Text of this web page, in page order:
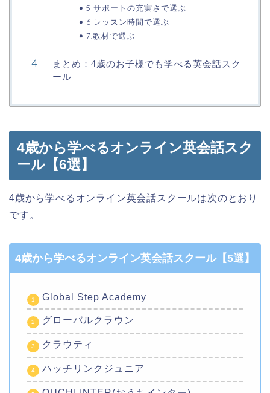
5.サポートの充実さで選ぶ
6.レッスン時間で選ぶ
7.教材で選ぶ
まとめ：4歳のお子様でも学べる英会話スク
ール
4歳から学べるオンライン英会話スク
ール【6選】
4歳から学べるオンライン英会話スクールは次のとおり
です。
4歳から学べるオンライン英会話スクール【5選】
Global Step Academy
グローバルクラウン
クラウティ
ハッチリンクジュニア